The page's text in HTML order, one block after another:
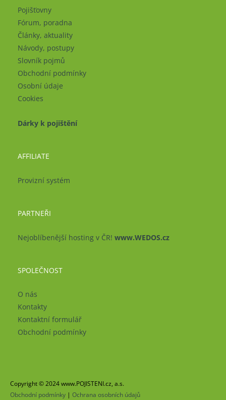
Pojišťovny
Fórum, poradna
Články, aktuality
Návody, postupy
Slovník pojmů
Obchodní podmínky
Osobní údaje
Cookies
Dárky k pojištění
AFFILIATE
Provizní systém
PARTNEŘI
Nejoblíbenější hosting v ČR! www.WEDOS.cz
SPOLEČNOST
O nás
Kontakty
Kontaktní formulář
Obchodní podmínky
Copyright © 2024 www.POJISTENI.cz, a.s.
Obchodní podmínky | Ochrana osobních údajů